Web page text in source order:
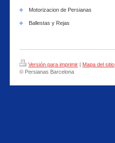
Motorizacion de Persianas
Ballestas y Rejas
Versión para imprimir | Mapa del sitio
© Persianas Barcelona